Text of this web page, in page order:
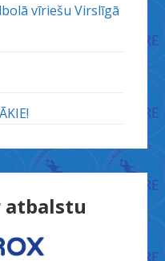
vīriešu Virslīgā
atbalstu